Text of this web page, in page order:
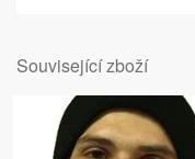
Související zboží